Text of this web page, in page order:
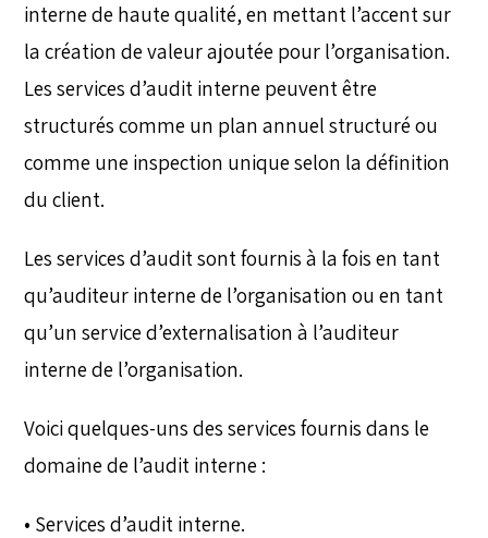
interne de haute qualité, en mettant l’accent sur
la création de valeur ajoutée pour l’organisation.
Les services d’audit interne peuvent être
structurés comme un plan annuel structuré ou
comme une inspection unique selon la définition
du client.
Les services d’audit sont fournis à la fois en tant
qu’auditeur interne de l’organisation ou en tant
qu’un service d’externalisation à l’auditeur
interne de l’organisation.
Voici quelques-uns des services fournis dans le
domaine de l’audit interne :
• Services d’audit interne.